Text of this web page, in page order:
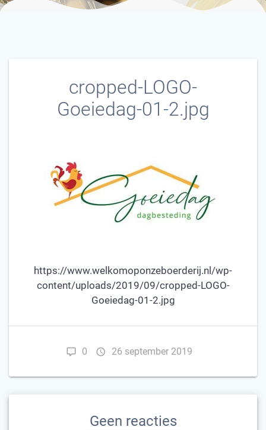
cropped-LOGO-
Goeiedag-01-2.jpg
https://www.welkomoponzeboerderij.nl/wp-
content/uploads/2019/09/cropped-LOGO-
Goeiedag-01-2.jpg
0 26 september 2019
Geen reacties